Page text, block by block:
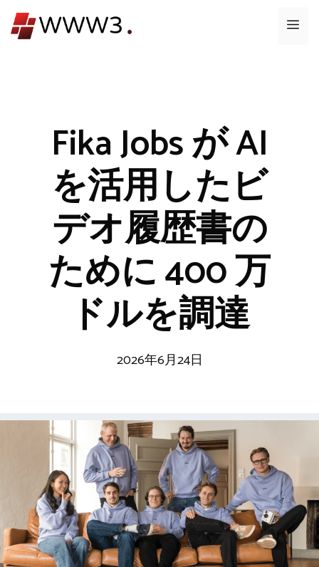
ン
メ
Fika Jobs が AI
を活用したビ
デオ履歴書の
ために 400 万
ドルを調達
2026年6月24日